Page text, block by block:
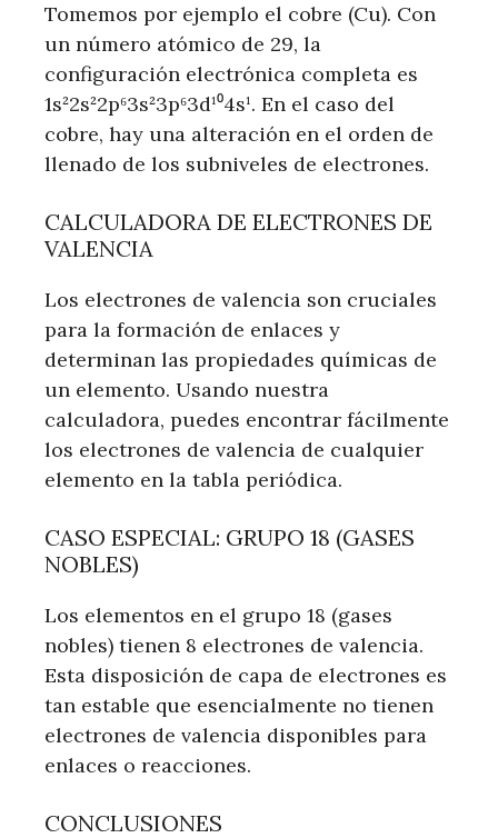
Tomemos por ejemplo el cobre (Cu). Con
un número atómico de 29, la
configuración electrónica completa es
1s²2s²2p⁶3s²3p⁶3d¹⁰4s¹. En el caso del
cobre, hay una alteración en el orden de
llenado de los subniveles de electrones.
CALCULADORA DE ELECTRONES DE
VALENCIA
Los electrones de valencia son cruciales
para la formación de enlaces y
determinan las propiedades químicas de
un elemento. Usando nuestra
calculadora, puedes encontrar fácilmente
los electrones de valencia de cualquier
elemento en la tabla periódica.
CASO ESPECIAL: GRUPO 18 (GASES
NOBLES)
Los elementos en el grupo 18 (gases
nobles) tienen 8 electrones de valencia.
Esta disposición de capa de electrones es
tan estable que esencialmente no tienen
electrones de valencia disponibles para
enlaces o reacciones.
CONCLUSIONES